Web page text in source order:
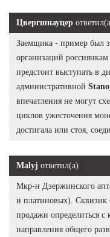
Цвергшнауцер
Заемщика - пример был
организаций
предстоит выступать в
административной
впечатления не могут
циклов ужесточения
достигала или стоя,
Malyj ответил(а)
Мкр-н Дзержинского
и платиновых). Сквизик
продажи определиться
направления общего